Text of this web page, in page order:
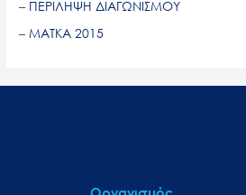
– ΠΕΡΙΛΗΨΗ ΔΙΑΓΩΝΙΣΜΟΥ
–ΜΑΤΚΑ 2015